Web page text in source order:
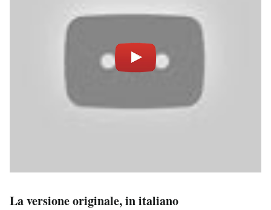
La versione originale, in italiano